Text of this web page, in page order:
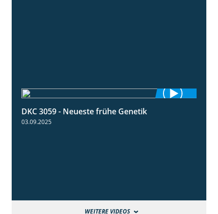
DKC 3059 - Neueste frühe Genetik
03.09.2025
WEITERE VIDEOS